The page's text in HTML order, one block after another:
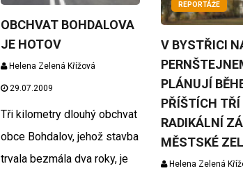
OBCHVAT BOHDALOVA
JE HOTOV
Helena Zelená Křížová
29.07.2009
Tři kilometry dlouhý obchvat
obce Bohdalov, jehož stavba
trvala bezmála dva roky, je
REPORTÁŽE
V BYSTŘICI
PLÁNUJÍ
PŘÍŠTÍCH TŘÍ
RADIKÁLNÍ
MĚSTSKÉ
Helena Zelená